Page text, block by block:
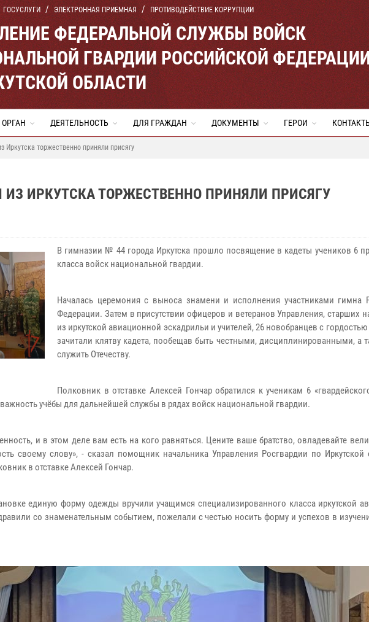
ГОСУСЛУГИ ЭЛЕКТРОННАЯ ПРИЕМНАЯ ПРОТИВОДЕЙСТВИЕ КОРРУПЦИИ
ФЕДЕРАЛЬНОЙ СЛУЖБЫ ВОЙСК
ГВАРДИИ РОССИЙСКОЙ
ОБЛАСТИ
ДЕЯТЕЛЬНОСТЬ ДЛЯ ГРАЖДАН ДОКУМЕНТЫ ГЕРОИ
Иркутска торжественно приняли присягу
ИРКУТСКА ТОРЖЕСТВЕННО ПРИНЯЛИ ПРИСЯГУ
В гимназии № 44 города Иркутска прошло посвящение в кадеты учеников 6
класса войск национальной гвардии.
Началась церемония с выноса знамени и исполнения участниками гимна
Федерации. Затем в присутствии офицеров и ветеранов Управления, старших
из иркутской авиационной эскадрильи и учителей, 26 новобранцев с
зачитали клятву кадета, пообещав быть честными, дисциплинированными, а
служить Отечеству.
Полковник в отставке Алексей Гончар обратился к ученикам 6
учёбы для дальнейшей службы в рядах войск национальной гвардии.
и в этом деле вам есть на кого равняться. Цените ваше братство, овладевайте
своему слову», - сказал помощник начальника Управления Росгвардии по Иркутской
в отставке Алексей Гончар.
единую форму одежды вручили учащимся специализированного класса иркутской
со знаменательным событием, пожелали с честью носить форму и успехов в